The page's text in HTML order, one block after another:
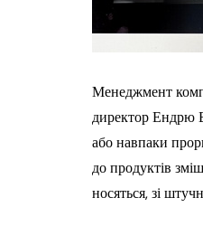
Менеджмент
директор Ендрю
або навпаки
до продуктів
носяться, зі